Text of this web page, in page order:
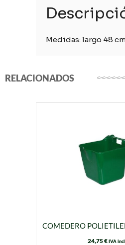
Medidas: largo 48
RELACIONADOS
COMEDERO
24,75€IVA incl.